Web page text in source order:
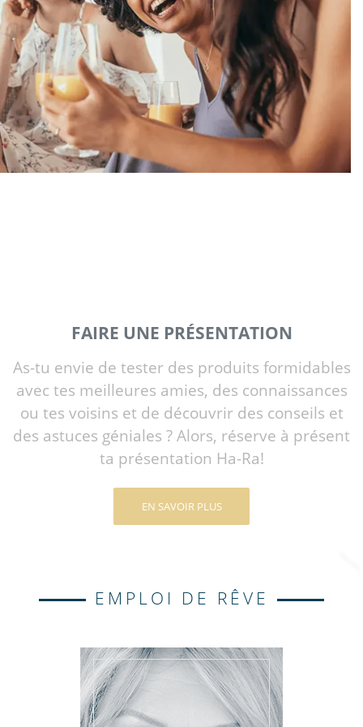
FAIRE UNE PRÉSENTATION
As-tu envie de tester des produits formidables
avec tes meilleures amies, des connaissances
ou tes voisins et de découvrir des conseils et
des astuces géniales ? Alors, réserve à présent
ta présentation Ha-Ra!
EN SAVOIR PLUS
EMPLOI DE RÊVE